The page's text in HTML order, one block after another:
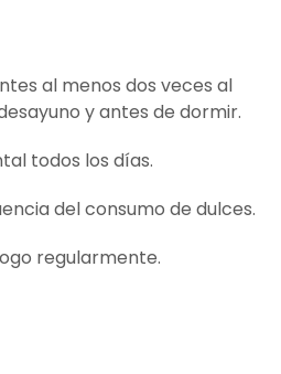
al menos dos veces al
y antes de dormir.
todos los días.
del consumo de dulces.
regularmente.